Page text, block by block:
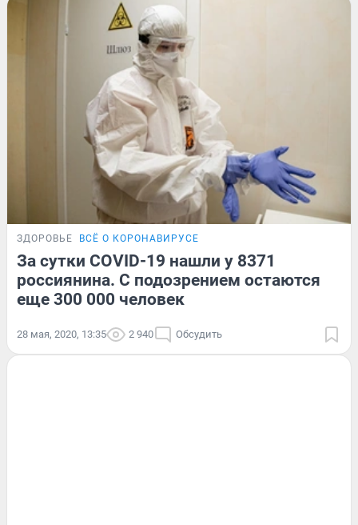
ЗДОРОВЬЕ ВСЁ О КОРОНАВИРУСЕ
За сутки COVID-19 нашли у 8371
россиянина. С подозрением остаются
еще 300 000 человек
28 мая, 2020, 13:35 2 940 Обсудить